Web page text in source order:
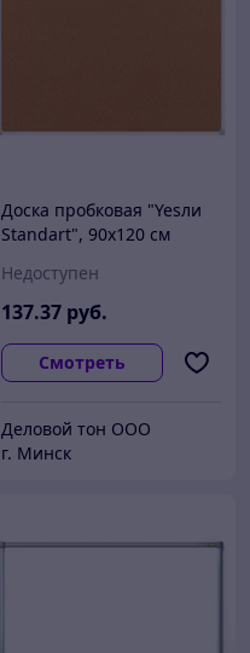
Доска пробковая "Yesли
Standart", 90х120 см
Недоступен
137.37 руб.
Смотреть
Деловой тон ООО
г. Минск